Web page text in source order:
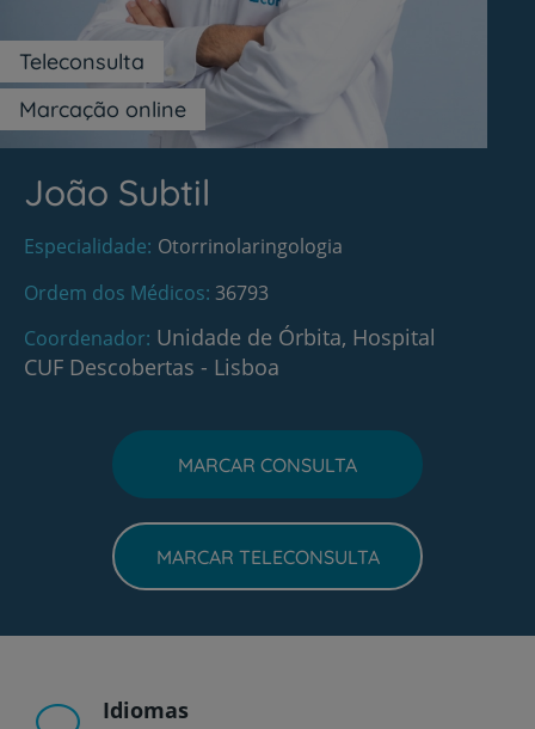
Marcação online
Teleconsulta
João Subtil
Especialidade Otorrinolaringologia
Ordem dos Médicos 36793
Coordenador Unidade de Órbita, Hospital
CUF Descobertas - Lisboa
MARCAR CONSULTA
MARCAR TELECONSULTA
Idiomas